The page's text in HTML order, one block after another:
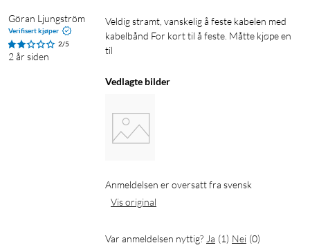
Göran Ljungström
Verifisert kjøper
2/5
2 år siden
Veldig stramt, vanskelig å feste kabelen med
kabelbånd For kort til å feste. Måtte kjøpe en
til
Vedlagte bilder
Anmeldelsen er oversatt fra svensk
Vis original
Var anmeldelsen nyttig? Ja (1) Nei (0)